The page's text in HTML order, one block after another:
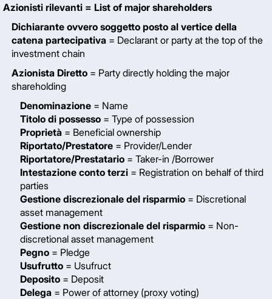
Azionisti rilevanti = List of major shareholders
Dichiarante ovvero soggetto posto al vertice della
catena partecipativa = Declarant or party at the top of the
investment chain
Azionista Diretto = Party directly holding the major
shareholding
Denominazione = Name
Titolo di possesso = Type of possession
Proprietà = Beneficial ownership
Riportato/Prestatore = Provider/Lender
Riportatore/Prestatario = Taker-in /Borrower
Intestazione conto terzi = Registration on behalf of third
parties
Gestione discrezionale del risparmio = Discretional
asset management
Gestione non discrezionale del risparmio = Non-
discretional asset management
Pegno = Pledge
Usufrutto = Usufruct
Deposito = Deposit
Delega = Power of attorney (proxy voting)